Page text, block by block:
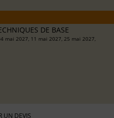
DE BASE
mai 2027, 11 mai 2027, 25 mai 2027,
UN DEVIS